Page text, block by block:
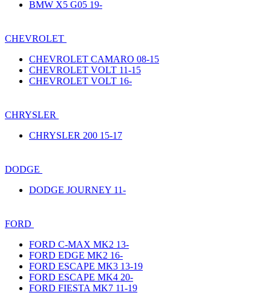
BMW X5 G05 19-
CHEVROLET
CHEVROLET CAMARO 08-15
CHEVROLET VOLT 11-15
CHEVROLET VOLT 16-
CHRYSLER
CHRYSLER 200 15-17
DODGE
DODGE JOURNEY 11-
FORD
FORD C-MAX MK2 13-
FORD EDGE MK2 16-
FORD ESCAPE MK3 13-19
FORD ESCAPE MK4 20-
FORD FIESTA MK7 11-19